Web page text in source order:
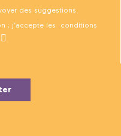
des suggestions
; j’accepte les conditions
.